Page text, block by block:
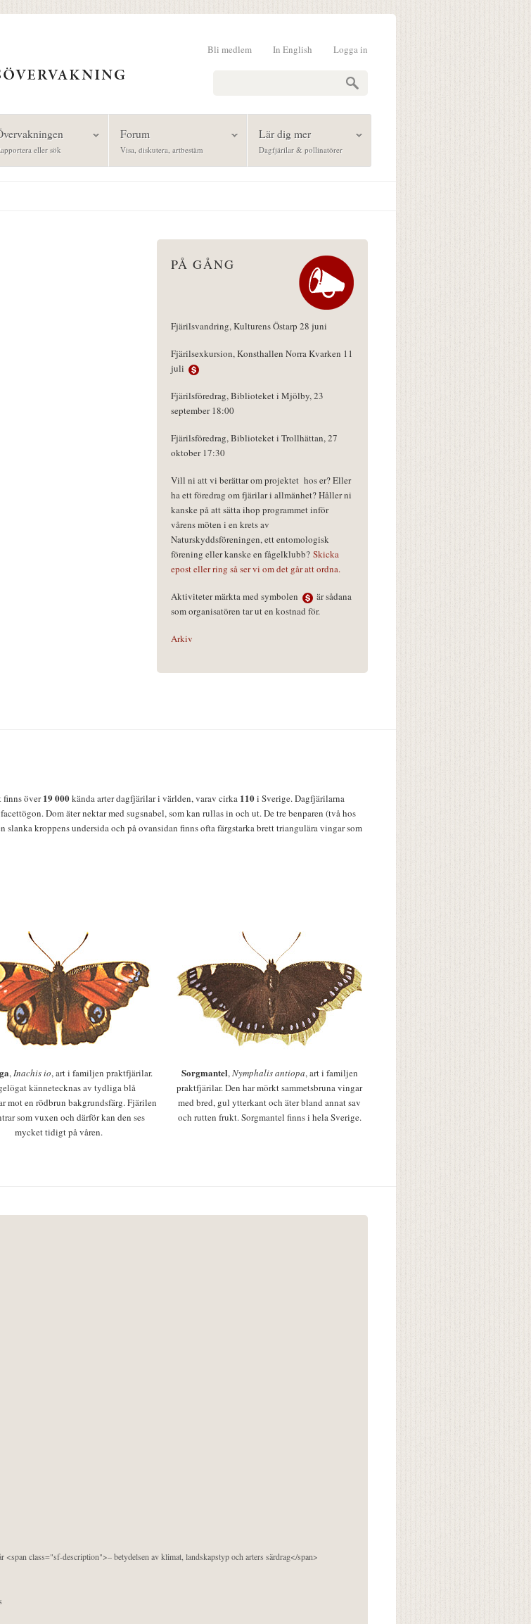
Logga in
In English
Bli medlem
eller sök
Forum
Visa, diskutera, artbestäm
Lär dig mer
Dagfjärilar & pollinatörer
PÅ GÅNG
Fjärilsvandring, Kulturens Östarp 28 juni
Fjärilsexkursion, Konsthallen Norra Kvarken 11
juli
Fjärilsföredrag, Biblioteket i Mjölby, 23
september 18:00
Fjärilsföredrag, Biblioteket i Trollhättan, 27
oktober 17:30
Vill ni att vi berättar om projektet hos er? Eller
ha ett föredrag om fjärilar i allmänhet? Håller ni
kanske på att sätta ihop programmet inför
vårens möten i en krets av
Naturskyddsföreningen, ett entomologisk
förening eller kanske en fågelklubb? Skicka
epost eller ring så ser vi om det går att ordna.
Aktiviteter märkta med symbolen
är sådana
som organisatören tar ut en kostnad för.
Arkiv
finns över19 000kända arter dagfjärilar i världen, varav cirka 110i Sverige. Dagfjärilarna
Dom äter nektar med sugsnabel, som kan rullas in och ut. De tre benparen (två hos
kroppens undersida och på ovansidan finns ofta färgstarka brett triangulära vingar som
,Inachis io, art i familjen praktfjärilar.
kännetecknas av tydliga blå
mot en rödbrun bakgrundsfärg. Fjärilen
som vuxen och därför kan den ses
mycket tidigt på våren.
Sorgmantel,Nymphalis antiopa, art i familjen
praktfjärilar. Den har mörkt sammetsbruna vingar
med bred, gul ytterkant och äter bland annat sav
och rutten frukt. Sorgmantel finns i hela Sverige.
class="sf-description">– betydelsen av klimat, landskapstyp och arters särdrag</span>